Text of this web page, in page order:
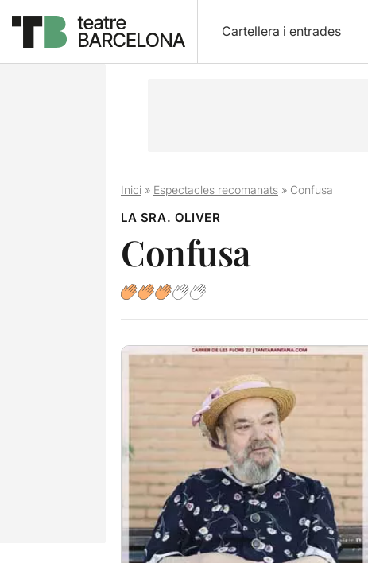
Cartellera i entrades
Inici» Espectacles recomanats» Confusa
LA SRA. OLIVER
Confusa